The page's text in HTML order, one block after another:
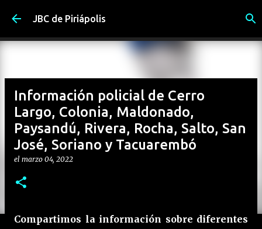
Ir al contenido principal
JBC de Piriápolis
Información policial de Cerro
Largo, Colonia, Maldonado,
Paysandú, Rivera, Rocha, Salto, San
José, Soriano y Tacuarembó
el marzo 04, 2022
Compartimos la información sobre diferentes